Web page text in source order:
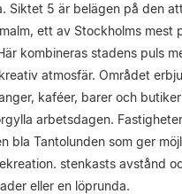
Siktet 5 är belägen på den
ett av Stockholms mest
kombineras stadens puls
atmosfär. Området
kaféer, barer och
arbetsdagen.
bla Tantolunden som ger
stenkasts avstånd
eller en löprunda.